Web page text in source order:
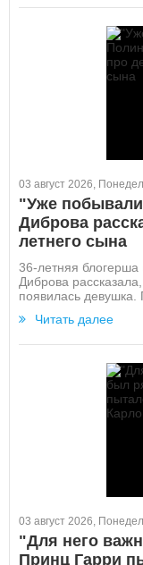
03 август 2026,
"Уже
Диброва
летнего сына
36-летняя
Диброва
появилась девушка.
Читать далее
03 август 2026,
"Для него
Принц Гарри